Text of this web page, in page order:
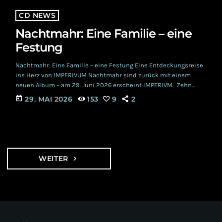
CD NEWS
Nachtmahr: Eine Familie – eine
Festung
Nachtmahr: Eine Familie – eine Festung Eine Entdeckungsreise
ins Herz von IMPERIVUM Nachtmahr sind zurück mit einem
neuen Album – am 29. Juni 2026 erscheint IMPERIVM. Zehn
Stücke, die einen Raum schaffen, der viel Ungesagtes ans Licht
bringt. IMPERIVM ist ein wichtiges Album: Die Stücke
today 29. MAI 2026 153 9 2
WEITER navigate_next